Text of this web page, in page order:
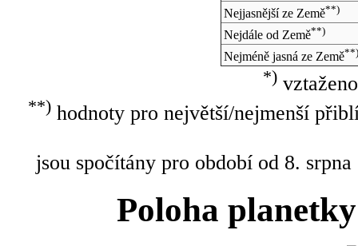
Nejjasnější ze Země**)
Nejdále od Země**)
Nejméně jasná ze Země**)
*)
**)hodnoty pro největší/nejmenší
jsou spočítány pro období od 8.
Poloha